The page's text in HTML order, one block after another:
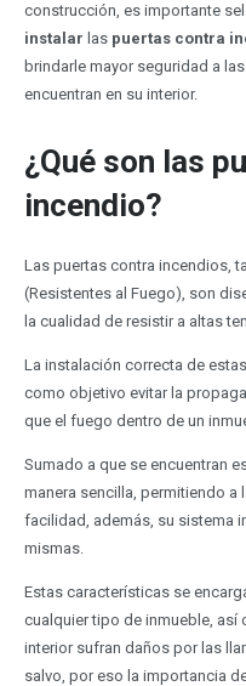
construcción, es importante
instalar laspuertas contra
brindarle mayor seguridad a
encuentran en su interior.
¿Qué son las
incendio?
Las puertas contra incendios,
(Resistentes al Fuego), son
la cualidad de resistir a altas
La instalación correcta de
como objetivo evitar la
que el fuego dentro de un
Sumado a que se encuentran
manera sencilla, permitiendo a
facilidad, además, su sistema
mismas.
Estas características se
cualquier tipo de inmueble, así
interior sufran daños por las
salvo, por eso la importancia